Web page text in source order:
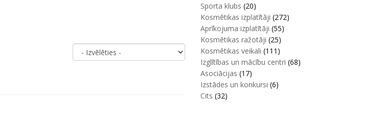
Sporta klubs (20)
Kosmētikas izplatītāji (272)
Aprīkojuma izplatītāji (55)
Kosmētikas ražotāji (25)
Kosmētikas veikali (111)
Izglītības un mācību centri (68)
Asociācijas (17)
Izstādes un konkursi (6)
Cits (32)